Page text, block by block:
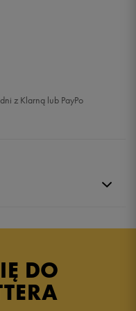
z Klarną lub PayPo
DO